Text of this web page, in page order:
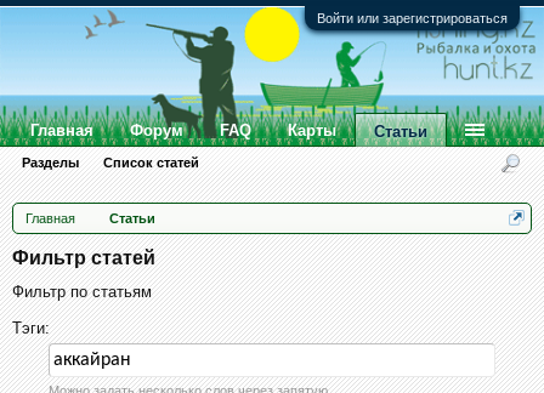
Войти или зарегистрироваться
Главная Статьи
Фильтр статей
Фильтр по статьям
Тэги:
Главная Форум FAQ Карты Статьи
Разделы Список статей